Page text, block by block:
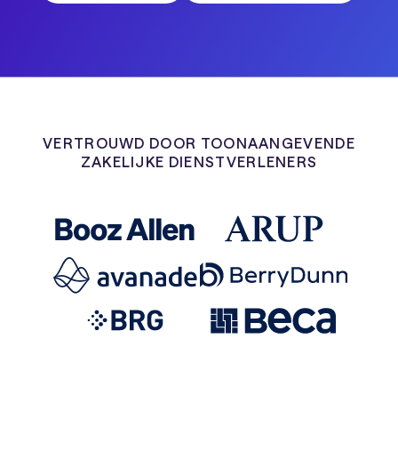
VERTROUWD DOOR TOONAANGEVENDE
ZAKELIJKE DIENSTVERLENERS